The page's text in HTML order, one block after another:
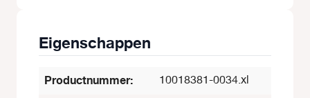
Eigenschappen
Productnummer: 10018381-0034.xl